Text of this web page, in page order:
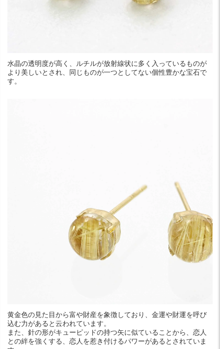
水晶の透明度が高く、ルチルが放射線状に多く入っているものが
より美しいとされ、同じものが一つとしてない個性豊かな宝石で
す。
黄金色の見た目から富や財産を象徴しており、金運や財運を呼び
込む力があると云われています。
また、針の形がキューピッドの持つ矢に似ていることから、恋人
との絆を強くする、恋人を惹き付けるパワーがあるとされていま